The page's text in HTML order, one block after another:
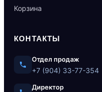
Корзина
КОНТАКТЫ
Отдел продаж
+7 (904) 33-77-354
Директор